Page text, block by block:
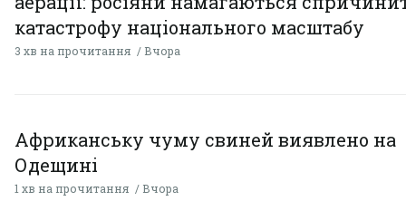
катастрофу національного масштабу
3 хв на прочитання Вчора
Африканську чуму свиней виявлено на
Одещині
1 хв на прочитання Вчора